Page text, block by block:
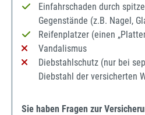
Einfahrschaden durch spitze
Gegenstände (z.B. Nagel,
Reifenplatzer (einen
Vandalismus
Diebstahlschutz (nur bei
Diebstahl der versicherten
Sie haben Fragen zur